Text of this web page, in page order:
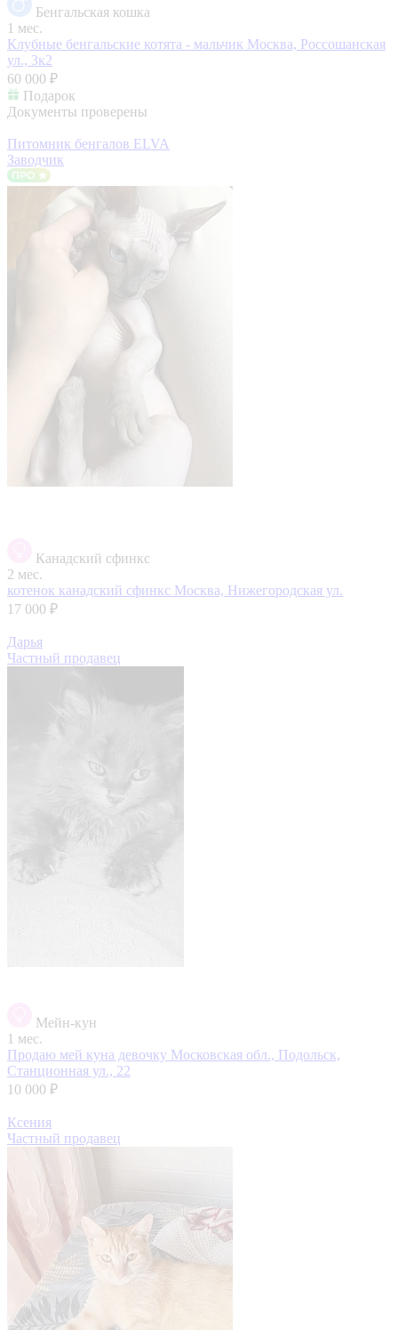
Бенгальская кошка
1 мес.
Клубные бенгальские котята - мальчик Москва, Россошанская
ул., 3к2
60 000 ₽
Подарок
Документы проверены
Питомник бенгалов ELVA
Заводчик
Канадский сфинкс
2 мес.
котенок канадский сфинкс Москва, Нижегородская ул.
17 000 ₽
Дарья
Частный продавец
Мейн-кун
1 мес.
Продаю мей куна девочку Московская обл., Подольск,
Станционная ул., 22
10 000 ₽
Ксения
Частный продавец